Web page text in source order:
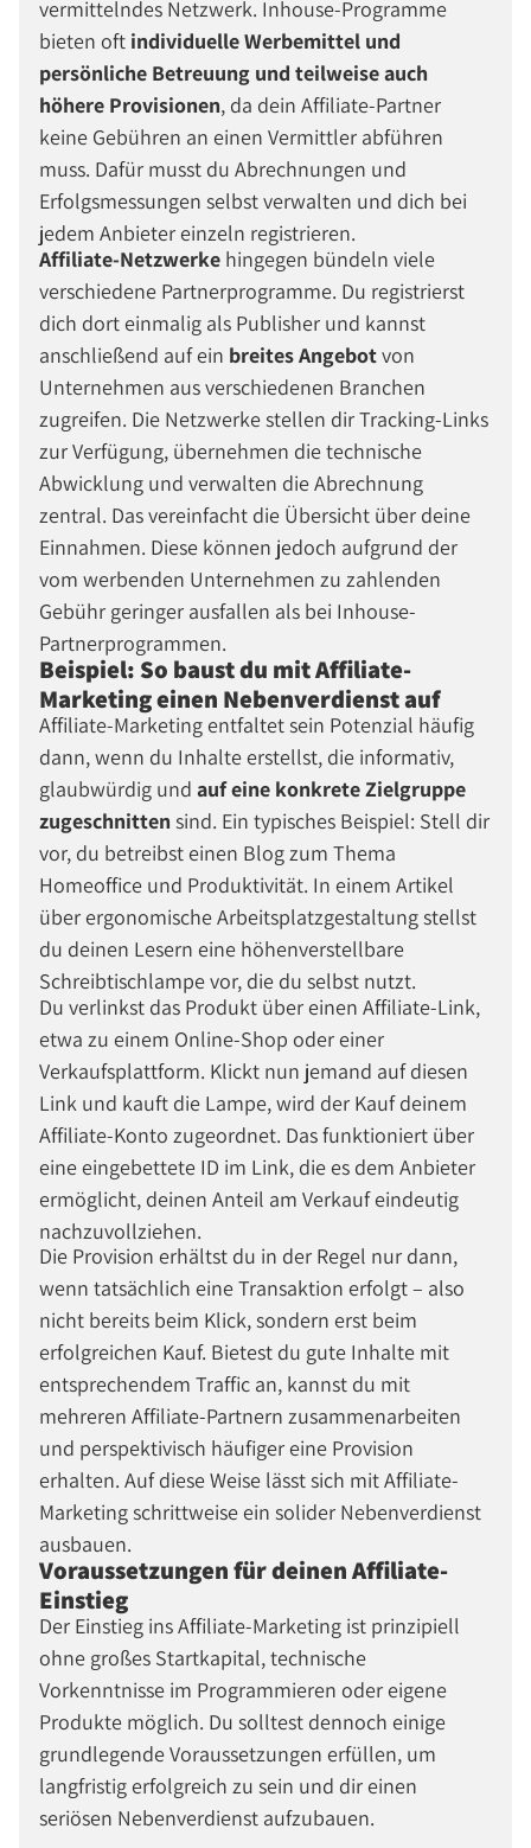
vermittelndes Netzwerk. Inhouse-Programme
bieten oft individuelle Werbemittel und
persönliche Betreuung und teilweise auch
höhere Provisionen, da dein Affiliate-Partner
keine Gebühren an einen Vermittler abführen
muss. Dafür musst du Abrechnungen und
Erfolgsmessungen selbst verwalten und dich bei
jedem Anbieter einzeln registrieren.
Affiliate-Netzwerke hingegen bündeln viele
verschiedene Partnerprogramme. Du registrierst
dich dort einmalig als Publisher und kannst
anschließend auf ein breites Angebotvon
Unternehmen aus verschiedenen Branchen
zugreifen. Die Netzwerke stellen dir Tracking-Links
zur Verfügung, übernehmen die technische
Abwicklung und verwalten die Abrechnung
zentral. Das vereinfacht die Übersicht über deine
Einnahmen. Diese können jedoch aufgrund der
vom werbenden Unternehmen zu zahlenden
Gebühr geringer ausfallen als bei Inhouse-
Partnerprogrammen.
Beispiel: So baust du mit Affiliate-
Marketing einen Nebenverdienst auf
Affiliate-Marketing entfaltet sein Potenzial häufig
dann, wenn du Inhalte erstellst, die informativ,
glaubwürdig undauf eine konkrete Zielgruppe
zugeschnitten sind. Ein typisches Beispiel: Stell dir
vor, du betreibst einen Blog zum Thema
Homeoffice und Produktivität. In einem Artikel
über ergonomische Arbeitsplatzgestaltung stellst
du deinen Lesern eine höhenverstellbare
Schreibtischlampe vor, die du selbst nutzt.
Du verlinkst das Produkt über einen Affiliate-Link,
etwa zu einem Online-Shop oder einer
Verkaufsplattform. Klickt nun jemand auf diesen
Link und kauft die Lampe, wird der Kauf deinem
Affiliate-Konto zugeordnet. Das funktioniert über
eine eingebettete ID im Link, die es dem Anbieter
ermöglicht, deinen Anteil am Verkauf eindeutig
nachzuvollziehen.
Die Provision erhältst du in der Regel nur dann,
wenn tatsächlich eine Transaktion erfolgt – also
nicht bereits beim Klick, sondern erst beim
erfolgreichen Kauf. Bietest du gute Inhalte mit
entsprechendem Traffic an, kannst du mit
mehreren Affiliate-Partnern zusammenarbeiten
und perspektivisch häufiger eine Provision
erhalten. Auf diese Weise lässt sich mit Affiliate-
Marketing schrittweise ein solider Nebenverdienst
ausbauen.
Voraussetzungen für deinen Affiliate-
Einstieg
Der Einstieg ins Affiliate-Marketing ist prinzipiell
ohne großes Startkapital, technische
Vorkenntnisse im Programmieren oder eigene
Produkte möglich. Du solltest dennoch einige
grundlegende Voraussetzungen erfüllen, um
langfristig erfolgreich zu sein und dir einen
seriösen Nebenverdienst aufzubauen.